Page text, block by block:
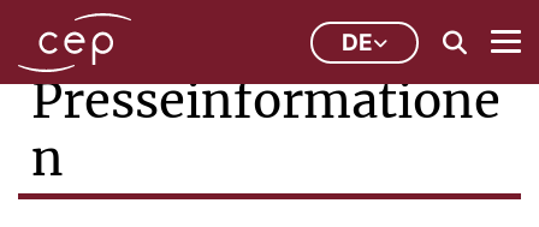
DE
Presseinformatione
n